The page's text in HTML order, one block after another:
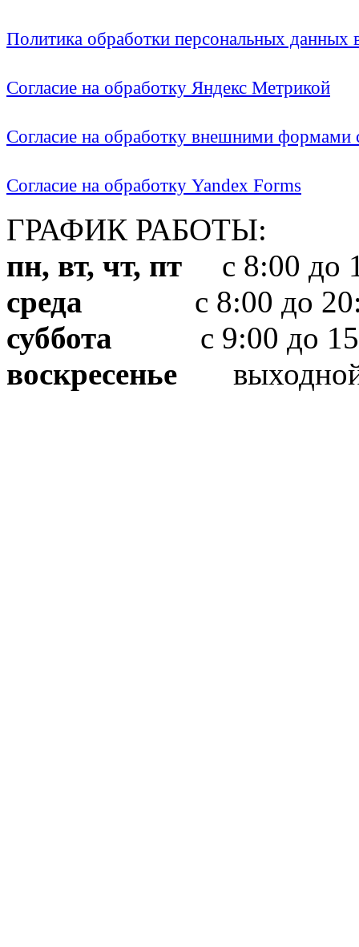
Политика обработки персональных
Согласие на обработку Яндекс Метрикой
Согласие на обработку внешними формами
Согласие на обработку Yandex Forms
ГРАФИК РАБОТЫ:
пн, вт, чт, пт с 8:00 до
среда с 8:00 до
суббота с 9:00 до
воскресенье